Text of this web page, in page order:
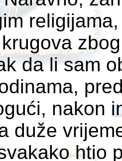
da li sam
nakon
duže
htio